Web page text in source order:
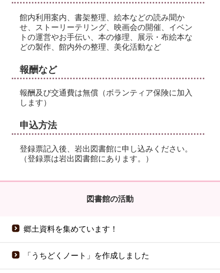
館内利用案内、書架整理、絵本などの読み聞か
せ、ストーリーテリング、映画会の開催、イベン
トの運営やお手伝い、本の修理、展示・布絵本な
どの製作、館内外の整理、美化活動など
報酬など
報酬及び交通費は無償（ボランティア保険に加入
します）
申込方法
登録票記入後、岩出図書館に申し込みください。
（登録票は岩出図書館にあります。）
図書館の活動
郷土資料を集めています！
「うちどくノート」を作成しました